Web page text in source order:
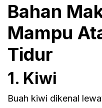
Bahan
Mampu
Tidur
1. Kiwi
Buah kiwi dikenal